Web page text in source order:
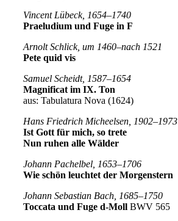
Vincent Lübeck, 1654–1740
Praeludium und Fuge in F
Arnolt Schlick, um 1460–nach 1521
Pete quid vis
Samuel Scheidt, 1587–1654
Magnificat im IX. Ton
aus: Tabulatura Nova (1624)
Hans Friedrich Micheelsen, 1902–1973
Ist Gott für mich, so trete
Nun ruhen alle Wälder
Johann Pachelbel, 1653–1706
Wie schön leuchtet der Morgenstern
Johann Sebastian Bach, 1685–1750
Toccata und Fuge d-Moll BWV 565